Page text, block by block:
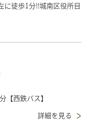
徒歩1分!!城南区役所目
【西鉄バス】
詳細を見る